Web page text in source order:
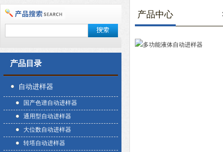
产品目录
自动进样器
国产色谱自动进样器
通用型自动进样器
大位数自动进样器
转塔自动进样器
产品中心